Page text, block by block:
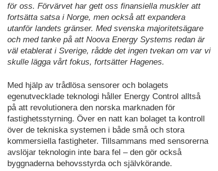
för oss. Förvärvet har gett oss finansiella muskler att
fortsätta satsa i Norge, men också att expandera
utanför landets gränser. Med svenska majoritetsägare
och med tanke på att Noova Energy Systems redan är
väl etablerat i Sverige, rådde det ingen tvekan om var vi
skulle lägga vårt fokus, fortsätter Hagenes.
Med hjälp av trådlösa sensorer och bolagets
egenutvecklade teknologi håller Energy Control alltså
på att revolutionera den norska marknaden för
fastighetsstyrning. Över en natt kan bolaget ta kontroll
över de tekniska systemen i både små och stora
kommersiella fastigheter. Tillsammans med sensorerna
avslöjar teknologin inte bara fel – den gör också
byggnaderna behovsstyrda och självkörande.